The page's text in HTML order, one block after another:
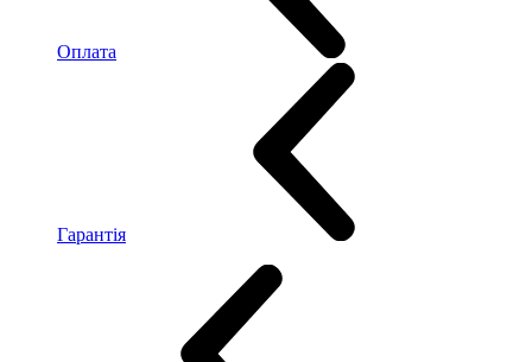
Оплата
Гарантія